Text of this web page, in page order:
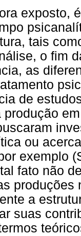
exposto,
tais
o fim
as
de
produção
ou
exemplo
fato não
a
suas